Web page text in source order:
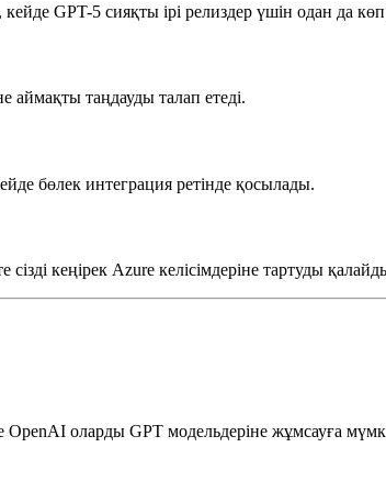
, кейде GPT-5 сияқты ірі релиздер үшін одан да
аймақты таңдауды талап етеді.
бөлек интеграция ретінде қосылады.
кеңірек Azure келісімдеріне тартуды
оларды GPT модельдеріне жұмсауға